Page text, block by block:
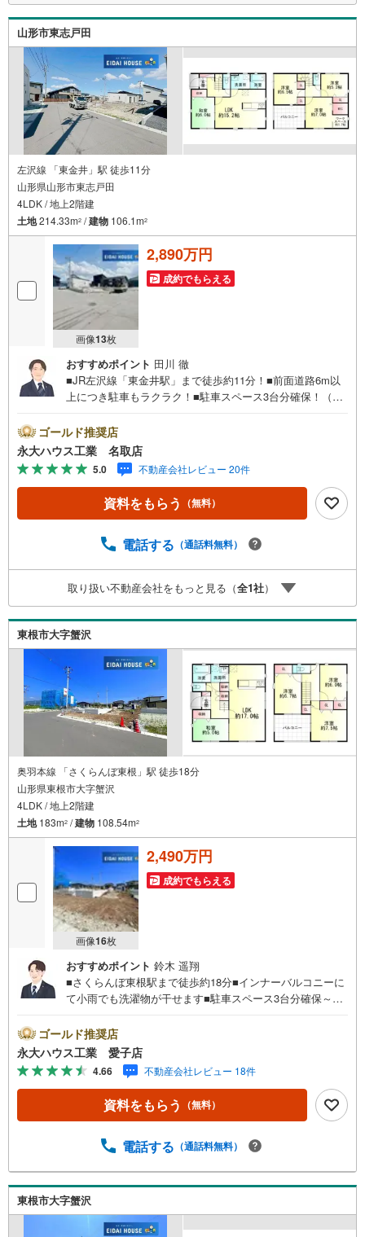
仙台市を中心に宮城県内の多数店舗で展開中！
こちらでは当社の強みを大きく2つに分けてご紹介！
1.
＜豊富な不動産知識＞
戸建・マンション・土地…と種別を問わず不動産を取り扱っております。
さらに教育施設や商業施設、子育て環境や行政などの地域情報を総合し、
お客様により良い物件選びをしていただけるよう、しっかりとサポートさ
せていただきます。
2.
＜経験豊富なスタッフ＞
当社では【購入】【売却】【引っ越し】【リフォーム】など住宅に関する
様々なご相談はもちろん、
ご購入時に気になる住宅ローンや各種税金についても、誠心誠意ご説明さ
せていただきます。
各店舗ではキッズスペースも完備！お子様連れのご家族皆様で、ぜひお越
しください。
営業時間:10:00～18:00（定休日:火・水曜日 ※店舗により変動あり）
現地のご案内も可能ですので、どうぞお気軽にお問い合わせください！
山形市東志戸田
左沢線 「東金井」駅 徒歩11分
山形県山形市東志戸田
4LDK / 地上2階建
土地214.33m2 /建物 106.1m2
画像13枚
2,890万円
成約でもらえる
おすすめポイント 田川 徹
■JR左沢線「東金井駅」まで徒歩約11分！■前面道路6m以
上につき駐車もラクラク！■駐車スペース3台分確保！（※
城県内の多数店舗で展開中！こちらでは当社の強みを大き
く2つに分けてご紹介！1.＜豊富な不動産知識＞戸建・マン
ション・土地...と種別を問わず不動産を取り扱っておりま
す。更に教育施設や商業施設、子育て環境や行政などの地
域情報を総合し、お客様により良い物件選びをして頂ける
よう、しっかりとサポートさせて頂きます。2.＜経験豊富
フォーム】など住宅に関する様々なご質問はもちろん、ご
意ご説明させて頂きます。各店舗ではキッズスペースも完
備！お子様連れのご家族様で是非お越しください。営業時
間:10:00～18:00（定休日火・水曜日※店舗により変動あ
り）現地のご案内も可能ですので、どうぞお気軽にお問い
合わせください！
ゴールド推奨店
永大ハウス工業 名取店
5.0 不動産会社レビュー 20件
資料をもらう （無料）
電話する （通話料無料）
取り扱い不動産会社をもっと見る（全1社）
東根市大字蟹沢
奥羽本線 「さくらんぼ東根」駅 徒歩18分
山形県東根市大字蟹沢
4LDK / 地上2階建
土地183m2 /建物 108.54m2
画像16枚
2,490万円
成約でもらえる
おすすめポイント 鈴木 遥翔
■さくらんぼ東根駅まで徒歩約18分■インナーバルコニーに
て小雨でも洗濯物が干せます■駐車スペース3台分確保～永
で展開中！こちらでは当社の強みを大きく2つに分けてご紹
介！1.＜豊富な不動産知識＞戸建・マンション・土地...と
種別を問わず不動産を取り扱っております。更に教育施設
や商業施設、子育て環境や行政などの地域情報を総合し、
お客様により良い物件選びをして頂けるよう、しっかりと
サポートさせて頂きます。2.＜経験豊富なスタッフ＞当社
宅に関する様々なご質問はもちろん、ご購入時に気になる
きます。各店舗ではキッズスペースも完備！お子様連れの
ご家族様で是非お越しください。営業時間:10:00～18:00
（定休日火・水曜日※店舗により変動あり）現地のご案内も
可能ですので、どうぞお気軽にお問い合わせください！
ゴールド推奨店
永大ハウス工業 愛子店
4.66 不動産会社レビュー 18件
資料をもらう （無料）
電話する （通話料無料）
東根市大字蟹沢